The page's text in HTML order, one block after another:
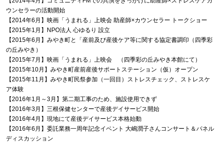
ウンセラーの活動開始
【2014年6月】映画「うまれる」上映会 助産師×カウンセラー トークショー
【2015年1月】NPO法人 心ゆるり 設立
【2015年6月】みやき町と「産前及び産後ケア等に関する協定書調印（四季彩
の丘みやき）
【2015年7月】映画「うまれる」上映会 （四季彩の丘みやき本館にて）
【2015年10月】みやき町産前産後サポートステーション（仮）オープン
【2015年11月】みやき町民祭参加（一回目）ストレスチェック、ストレスケ
ア体験
【2016年1月～3月】第二期工事のため、施設使用できず
【2016年3月】三根保健センターで産後デイサービス開始
【2016年4月】現地にて産後デイサービス本格始動
【2016年6月】委託業務一周年記念イベント 大嶋潤子さんコンサート＆パネル
ディスカッション